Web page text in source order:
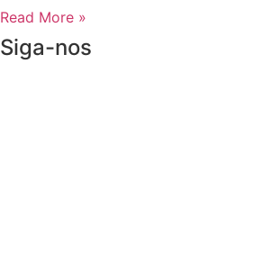
Read More »
Siga-nos